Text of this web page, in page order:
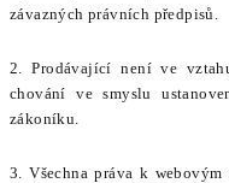
závazných právních předpisů.
2. Prodávající není ve
chování ve smyslu
zákoníku.
3. Všechna práva k